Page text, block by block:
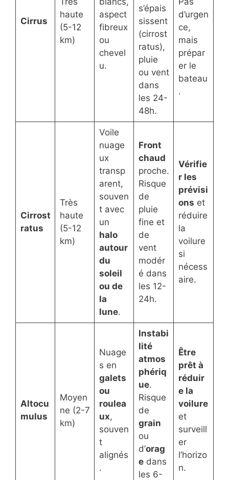
Cirrus
haute
(5-12
km)
aspect
fibreux
ou
chevel
u.
s’épais
sissent
(cirrost
ratus),
pluie
ou vent
dans
les 24-
48h.
d’urgen
ce,
mais
prépar
er le
bateau
.
Cirrost
ratus
Très
haute
(5-12
km)
Voile
nuage
ux
transp
arent,
souven
t avec
un
halo
autour
du
soleil
ou de
la
lune.
Front
chaud
proche.
Risque
de
pluie
fine et
de
vent
modér
é dans
les 12-
24h.
Vérifie
r les
prévisi
ons et
réduire
la
voilure
si
nécess
aire.
Altocu
mulus
Moyen
ne (2-7
km)
Nuage
s en
galets
ou
roulea
ux,
souven
t
alignés
.
Instabi
lité
atmos
phériq
ue.
Risque
de
grain
ou
d’orag
edans
les 6-
Être
prêt à
réduir
e la
voilure
et
surveill
er
l’horizo
n.